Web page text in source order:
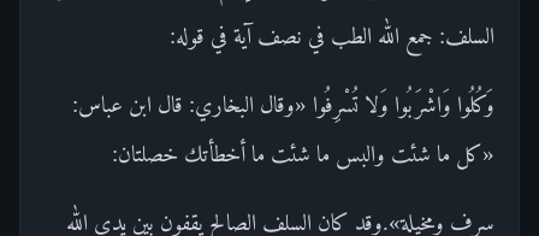
السلف: جمع الله الطب في نصف آية في قوله:
وَكُلُوا وَاشْرَبُوا وَلا تُسْرِفُوا «وقال البخاري: قال ابن عباس:
«كل ما شئت والبس ما شئت ما أخطأتك خصلتان:
سرف ومخيلة».وقد كان السلف الصالح يقفون بين يدي الله